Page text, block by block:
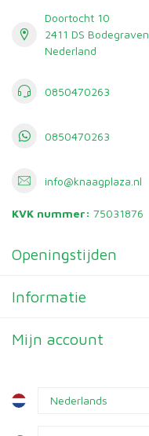
Doortocht 10
2411 DS Bodegraven
Nederland
0850470263
0850470263
info@knaagplaza.nl
KVK nummer: 75031876
Openingstijden
Informatie
Mijn account